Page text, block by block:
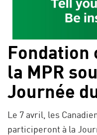
Fondation
la MPR
Journée
Le 7 avril, les
participeront à la